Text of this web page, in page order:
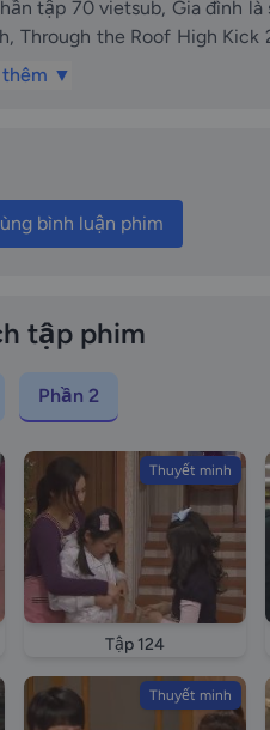
Tập
the Roof High Kick 2
Gia đình là số 1 phần 2 phần
70 vietsub episode70
70 vietsub Gia dinh la so 1
High Kick 2 tap 70 long
tap 70 long tieng Gia
episode 70 Gia dinh la so
thêm ▼
bình luận phim
tập phim
Phần 2
Thuyết minh
Tập 124
Thuyết minh